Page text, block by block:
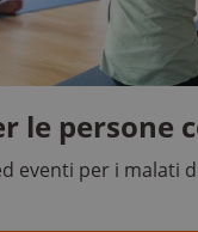
le persone
eventi per i malati